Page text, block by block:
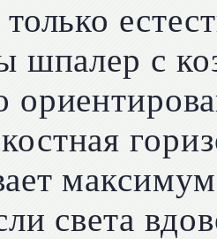
только
шпалер с
света